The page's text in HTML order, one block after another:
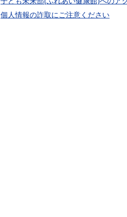
個人情報の詐取にご注意ください